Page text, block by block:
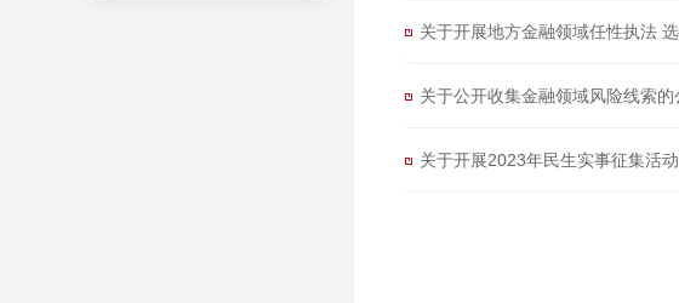
关于开展地方金融领域任性执法
关于公开收集金融领域风险线索的
关于开展2023年民生实事征集活